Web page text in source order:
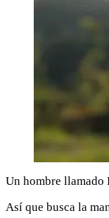
Un hombre llamado
Así que busca la